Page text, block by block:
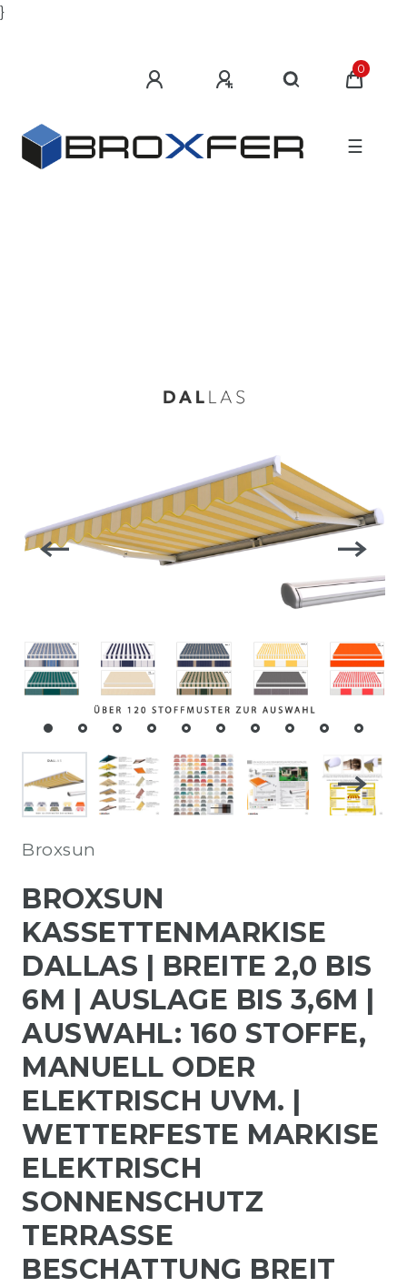
}
0
☰
Broxsun
BROXSUN
KASSETTENMARKISE
DALLAS | BREITE 2,0 BIS
6M | AUSLAGE BIS 3,6M |
AUSWAHL: 160 STOFFE,
MANUELL ODER
ELEKTRISCH UVM. |
WETTERFESTE MARKISE
ELEKTRISCH
SONNENSCHUTZ
TERRASSE
BESCHATTUNG BREIT